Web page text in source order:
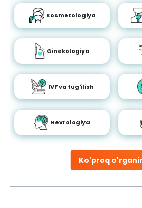
Ko'proq
Kosmetologiya
Ginekologiya
IVF va tug'ilish
Nevrologiya